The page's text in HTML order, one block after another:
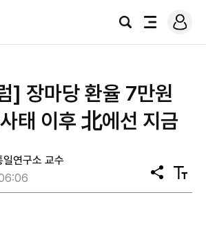
검
전
로
그
] 장마당 환율 7만원
태 이후 北에선 지금
연구소 교수
공
유
텍
스